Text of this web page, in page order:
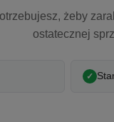
żeby
ostatecznej